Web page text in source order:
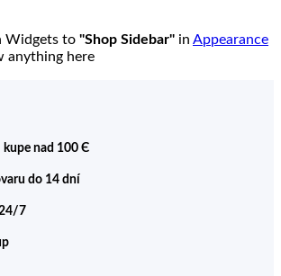
Widgets to "Shop Sidebar" in Appearance
anything here
kupe nad 100 Є
do 14 dní
7